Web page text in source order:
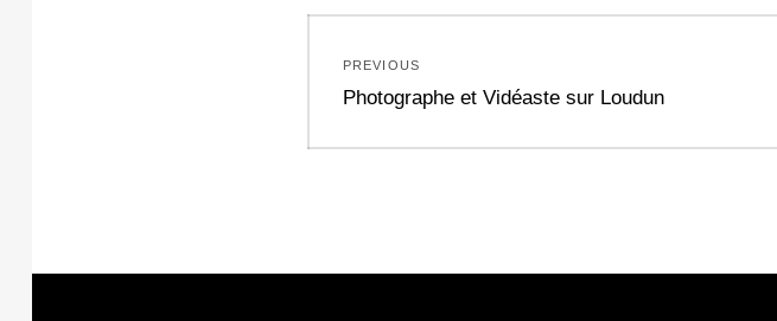
de
l’article
PREVIOUS
Previous
Photographe et Vidéaste sur Loudun